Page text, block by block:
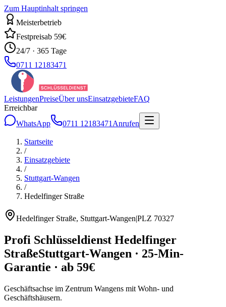
Zum Hauptinhalt springen
Meisterbetrieb
Festpreisab 59€
24/7 · 365 Tage
0711 12183471
LeistungenPreiseÜber unsEinsatzgebieteFAQ
Erreichbar
WhatsApp
0711 12183471 Anrufen
Startseite
/
Einsatzgebiete
/
Stuttgart-Wangen
/
Hedelfinger Straße
Hedelfinger Straße, Stuttgart-Wangen|PLZ 70327
Profi Schlüsseldienst Hedelfinger
StraßeStuttgart-Wangen · 25-Min-
Garantie · ab 59€
Geschäftsachse im Zentrum Wangens mit Wohn- und
Geschäftshäusern.